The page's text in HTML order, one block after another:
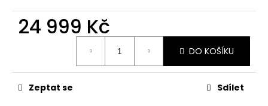
24 999 Kč
DO KOŠÍKU
Zeptat se Sdílet
u
u
m
e